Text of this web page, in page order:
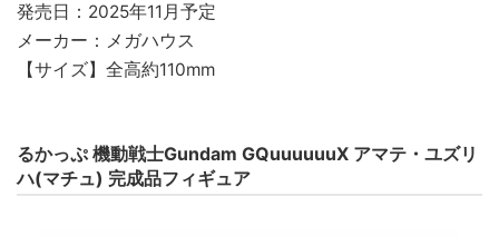
発売日：2025年11月予定
メーカー：メガハウス
【サイズ】全高約110mm
るかっぷ 機動戦士Gundam GQuuuuuuX アマテ・ユズリ
ハ(マチュ) 完成品フィギュア